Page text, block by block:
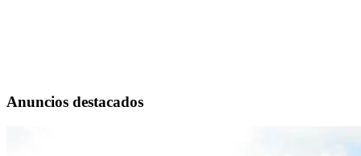
Anuncios destacados